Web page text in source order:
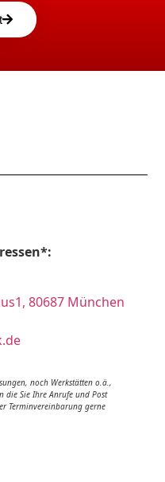
80687 München
noch Werkstätten o.ä.,
die Sie Ihre Anrufe und Post
Terminvereinbarung gerne